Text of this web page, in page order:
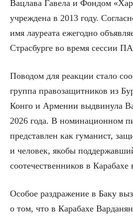
Вацлава Гавела и Фондом
учреждена в 2013 году.
имя лауреата ежегодно
Страсбурге во время сессии
Поводом для реакции стало
группа правозащитников из
Конго и Армении выдвинула
2026 года. В номинационном
представлен как гуманист,
и человек, якобы
соотечественников в
Особое раздражение в Баку
о том, что в Карабахе